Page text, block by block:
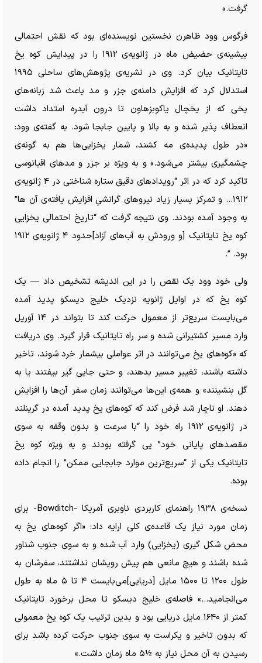
گرفت.»
فرگوس وود ظاهرن نخستین نویسنده‌ای بود که نقش احتمالی
بیشینه‌ی حضیض ماه در ژانویه‌ی ۱۹۱۲ را در پیدایش کوه یخ
تایتانیک بیان کرد. وی در نشریه‌ی پژوهش‌های ساحلی ۱۹۹۵
استدلال کرد که افزایش دامنه‌ی جزر و مد باعث شد زبانه‌های
یخی که از یخچال یاکوبزهاون تا درون آبدره امتداد داشت
انعطاف پذیر شده و به بالا و پایین جابجا شود. به گفته‌ی وود:
«در طول پدیده‌ی مه کشند، شمار یخزایی‌ها هم به گونه‌ی
چشمگیری بیشتر می‌شود.» و به ویژه بر جزر و مد‌های اقیانوسی
تاکید کرد که در اثر “رویداد‌های دقیق ستاره شناختی در ۴ ژانویه‌ی
۱۹۱۲… و تمرکز بسیار زیاد نیرو‌های گرانشیِ افزایش یافته‌ی آن ها”
به وجود آمده بودند. وی نتیجه گرفت که “تاریخ احتمالی یخزایی
کوه یخ تایتانیک [و ورودش به آب‌های آزاد]حدود ۴ ژانویه‌ی ۱۹۱۲
بود. ”.
ولی خود وود یک نقص را در این اندیشه تشخیص داد — یک
کوه یخ که در اوایل ژانویه نزدیک خلیج دیسکو پدید آمده
می‌بایست سریع‌تر از معمول حرکت کند تا بتواند در ۱۴ آوریل
وارد مسیر کشتیرانی شده و سر راه تایتانیک قرار گیرد. وی دریافت
که «کوه‌های یخ می‌توانند در اثر عواملی بیشمار خرد شوند، تاخیر
داشته باشند، تغییر مسیر بدهند، و حتی جایی گیر بیفتند یا به
گل بنشینند» و همه‌ی این‌ها می‌توانند زمان سفر آن‌ها را افزایش
دهند. او ناچار شد فرض کند که کوه‌های یخ پدید آمده در گرینلند
در ژانویه‌ی ۱۹۱۲ راه خود را “با سرعت و بدون وقفه به سوی
مقصد‌های پایانی خود” پی گرفته بودند و به ویژه کوه یخ
تایتانیک یکی از “سریع‌ترین موارد جابجایی ممکن” را انجام داده
بوده.
نسخه‌ی ۱۹۳۸ راهنمای کاربردی ناوبری آمریکا -Bowditch- برای
زمان مورد نیاز یک قاعده‌ی کلی ارایه داد: «اگر کوه‌های یخ به
محض شکل گیری (یخزایی) وارد آب شده و به سوی جنوب شناور
شده باشند و هیچ مانعی هم پیش رویشان نداشتند، سفرشان به
طول ۱۲۰۰ تا ۱۵۰۰ مایل [دریایی]می‌بایست ۴ تا ۵ ماه به طول
می‌انجامید…» فاصله‌ی خلیج دیسکو تا محل برخورد تایتانیک
کمتر از ۱۶۴۰ مایل دریایی بود و بدین ترتیب یک کوه یخ معمولی
که بدون تاخیر و یکراست به سوی جنوب حرکت کرده باشد برای
رسیدن به آن محل نیاز به ½۵ ماه زمان داشت.»